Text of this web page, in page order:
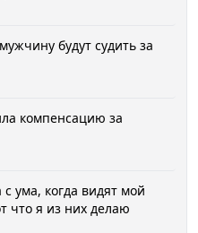
будут судить за
компенсацию за
ума, когда видят мой
что я из них делаю